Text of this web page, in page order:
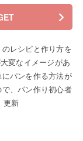
レシピと作り方を
変なイメージがあ
パンを作る方法が
、パン作り初心者
更新